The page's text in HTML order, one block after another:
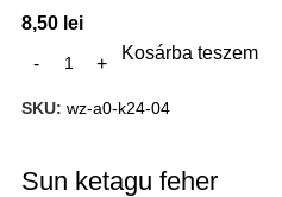
8,50 lei
Kosárba teszem
SKU: wz-a0-k24-04
Sun ketagu feher